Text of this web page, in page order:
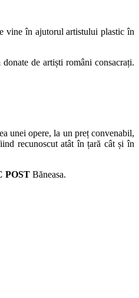
vine în ajutorul artistului plastic în
donate de artiști români consacrați.
unei opere, la un preț convenabil,
recunoscut atât în țară cât și în
POST Băneasa.